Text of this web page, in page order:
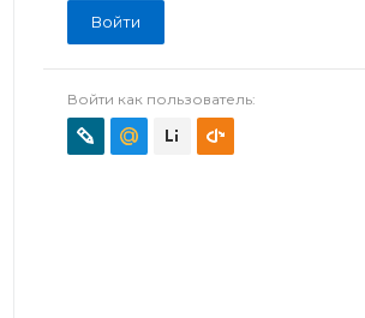
Войти
Войти как пользователь: